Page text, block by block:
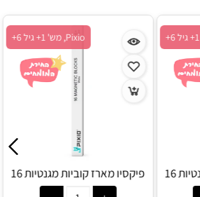
Pixio, מש' 1+ גיל 6+
פיקסיו מארז קוביות מגנטיות 16
יחידות - סגול – PIXIO
פיקסיו מארז קוביות מגנטיות 16